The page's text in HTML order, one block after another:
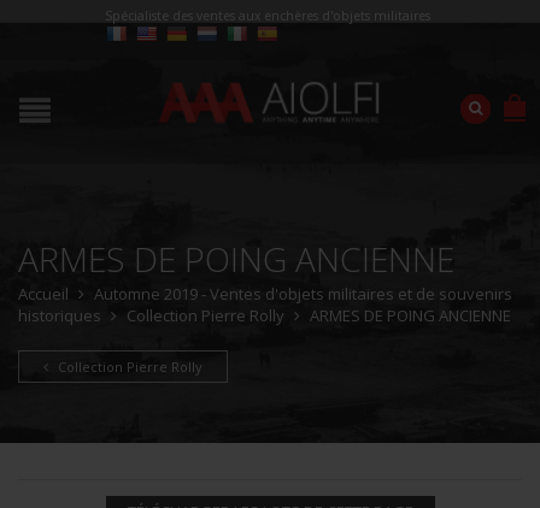
Spécialiste des ventes aux enchères d'objets militaires
ARMES DE POING ANCIENNE
Accueil
Automne 2019 - Ventes d'objets militaires et de souvenirs
historiques
Collection Pierre Rolly ARMES DE POING ANCIENNE
Collection Pierre Rolly